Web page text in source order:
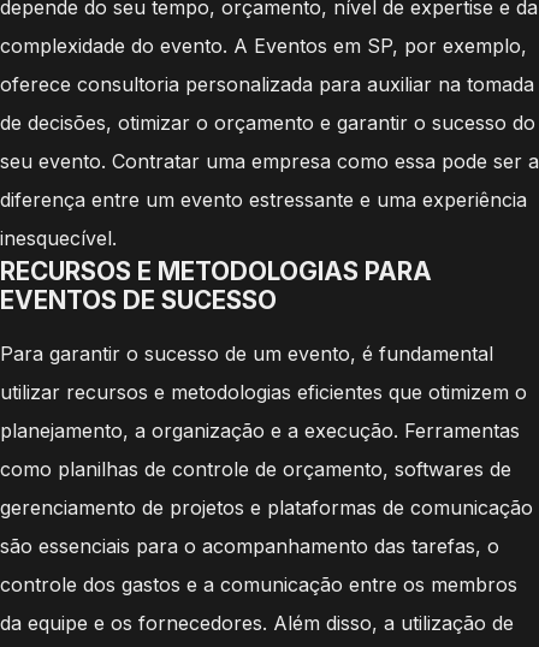
depende do seu tempo, orçamento, nível de expertise e da
complexidade do evento. A Eventos em SP, por exemplo,
oferece consultoria personalizada para auxiliar na tomada
de decisões, otimizar o orçamento e garantir o sucesso do
seu evento. Contratar uma empresa como essa pode ser a
diferença entre um evento estressante e uma experiência
inesquecível.
RECURSOS E METODOLOGIAS PARA
EVENTOS DE SUCESSO
Para garantir o sucesso de um evento, é fundamental
utilizar recursos e metodologias eficientes que otimizem o
planejamento, a organização e a execução. Ferramentas
como planilhas de controle de orçamento, softwares de
gerenciamento de projetos e plataformas de comunicação
são essenciais para o acompanhamento das tarefas, o
controle dos gastos e a comunicação entre os membros
da equipe e os fornecedores. Além disso, a utilização de